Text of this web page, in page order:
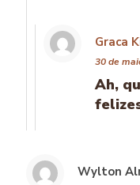
Graca
30 de
Ah,
Wylton